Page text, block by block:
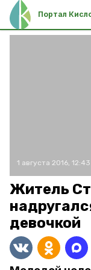
Портал
1 августа 2016, 12:43
Житель
девочкой